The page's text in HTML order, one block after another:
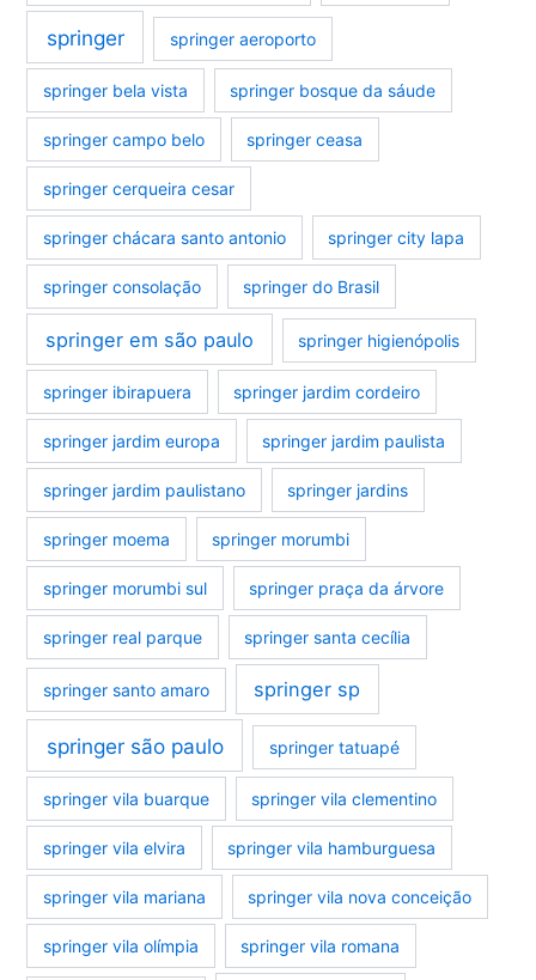
springer springer aeroporto
springer bela vista springer bosque da sáude
springer campo belo springer ceasa
springer cerqueira cesar
springer chácara santo antonio springer city lapa
springer consolação springer do Brasil
springer em são paulo springer higienópolis
springer ibirapuera springer jardim cordeiro
springer jardim europa springer jardim paulista
springer jardim paulistano springer jardins
springer moema springer morumbi
springer morumbi sul springer praça da árvore
springer real parque springer santa cecília
springer santo amaro springer sp
springer são paulo springer tatuapé
springer vila buarque springer vila clementino
springer vila elvira springer vila hamburguesa
springer vila mariana springer vila nova conceição
springer vila olímpia springer vila romana